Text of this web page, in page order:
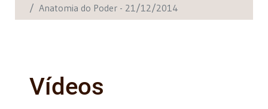
Anatomia do Poder - 21/12/2014
Vídeos